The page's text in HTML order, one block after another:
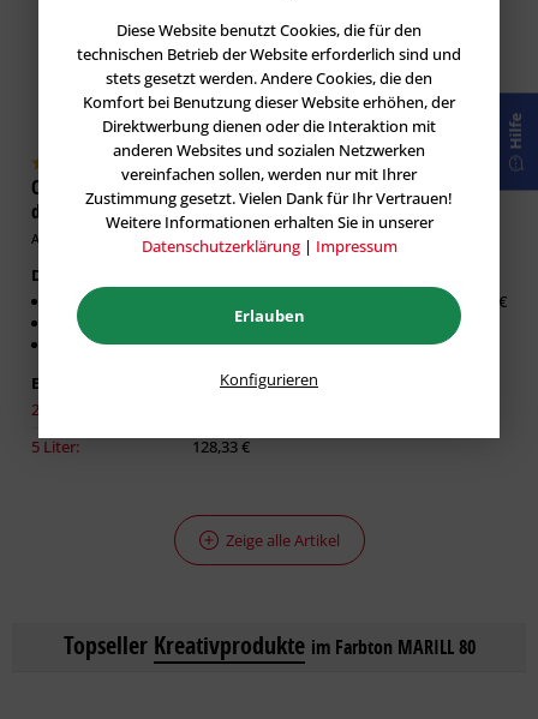
Caparol DecoLasur Matt -
dekorative Lasur-Technik
Artikel-Nr.: CAP-100532
Dekorative Lasur Innen
Matter Effekt
Diffusionsfähig
Für glatte Untergründe
Erhältlich in:
2,50 Liter:
5 Liter:
128,33 €
GORI 33 Sensitiv-Lasur
Holzlasur
Artikel-Nr.: GOR-100019
26,63 €
Zeige alle Artikel
Topseller Kreativprodukte im Farbton MARILL 80
Hilfe
Diese Website benutzt Cookies, die für den
technischen Betrieb der Website erforderlich sind und
stets gesetzt werden. Andere Cookies, die den
Komfort bei Benutzung dieser Website erhöhen, der
Direktwerbung dienen oder die Interaktion mit
anderen Websites und sozialen Netzwerken
vereinfachen sollen, werden nur mit Ihrer
Zustimmung gesetzt. Vielen Dank für Ihr Vertrauen!
Weitere Informationen erhalten Sie in unserer
Datenschutzerklärung| Impressum
Erlauben
Konfigurieren